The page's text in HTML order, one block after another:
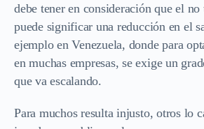
debe tener en consideración que el
puede significar una reducción en el
ejemplo en Venezuela, donde para
en muchas empresas, se exige un
que va escalando.
Para muchos resulta injusto, otros lo